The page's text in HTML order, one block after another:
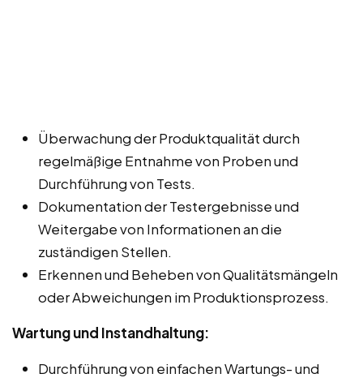
Überwachung der Produktqualität durch
regelmäßige Entnahme von Proben und
Durchführung von Tests.
Dokumentation der Testergebnisse und
Weitergabe von Informationen an die
zuständigen Stellen.
Erkennen und Beheben von Qualitätsmängeln
oder Abweichungen im Produktionsprozess.
Wartung und Instandhaltung:
Durchführung von einfachen Wartungs- und